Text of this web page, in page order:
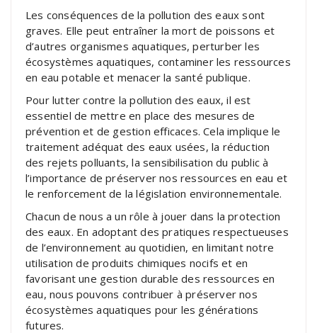
Les conséquences de la pollution des eaux sont
graves. Elle peut entraîner la mort de poissons et
d’autres organismes aquatiques, perturber les
écosystèmes aquatiques, contaminer les ressources
en eau potable et menacer la santé publique.
Pour lutter contre la pollution des eaux, il est
essentiel de mettre en place des mesures de
prévention et de gestion efficaces. Cela implique le
traitement adéquat des eaux usées, la réduction
des rejets polluants, la sensibilisation du public à
l’importance de préserver nos ressources en eau et
le renforcement de la législation environnementale.
Chacun de nous a un rôle à jouer dans la protection
des eaux. En adoptant des pratiques respectueuses
de l’environnement au quotidien, en limitant notre
utilisation de produits chimiques nocifs et en
favorisant une gestion durable des ressources en
eau, nous pouvons contribuer à préserver nos
écosystèmes aquatiques pour les générations
futures.